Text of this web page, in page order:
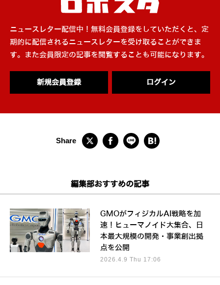
ニュースレター配信中！無料会員登録をしていただくと、定
期的に配信されるニュースレターを受け取ることができま
す。また会員限定の記事を閲覧することも可能になります。
新規会員登録 ログイン
編集部おすすめの記事
GMOがフィジカルAI戦略を加
速！ヒューマノイド大集合、日
本最大規模の開発・事業創出拠
点を公開
2026.4.9 Thu 17:06